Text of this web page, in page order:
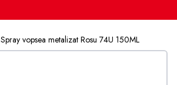
Spray vopsea metalizat Rosu 74U 150ML